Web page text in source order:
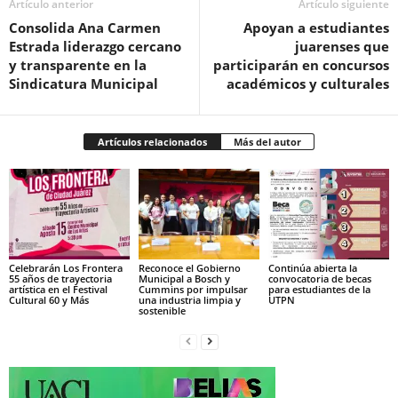
Artículo anterior
Consolida Ana Carmen
Estrada liderazgo cercano
y transparente en la
Sindicatura Municipal
Artículo siguiente
Apoyan a estudiantes
juarenses que
participarán en concursos
académicos y culturales
Artículos relacionados Más del autor
Celebrarán Los Frontera
55 años de trayectoria
artística en el Festival
Cultural 60 y Más
Reconoce el Gobierno
Municipal a Bosch y
Cummins por impulsar
una industria limpia y
sostenible
Continúa abierta la
convocatoria de becas
para estudiantes de la
UTPN